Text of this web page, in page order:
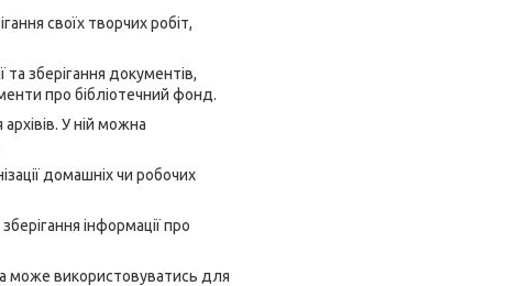
своїх творчих робіт,
та зберігання документів,
про бібліотечний фонд.
У ній можна
домашніх чи робочих
інформації про
може використовуватись для